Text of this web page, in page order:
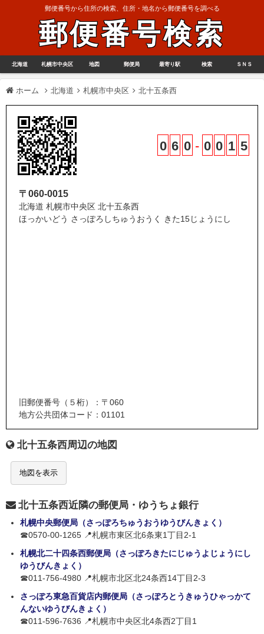
郵便番号から住所の検索、住所・地名から郵便番号を調べる
郵便番号検索
北海道 札幌市中央区 地図 郵便局 最寄り駅 検索 ＳＮＳ
ホーム 北海道 札幌市中央区 北十五条西
0 6 0 - 0 0 1 5
〒060-0015
北海道 札幌市中央区 北十五条西
ほっかいどう さっぽろしちゅうおうく きた15じょうにし
旧郵便番号（５桁）：〒060
地方公共団体コード：01101
北十五条西周辺の地図
地図を表示
北十五条西近隣の郵便局・ゆうちょ銀行
札幌中央郵便局（さっぽろちゅうおうゆうびんきょく）
☎0570-00-1265 📍札幌市東区北6条東1丁目2-1
札幌北二十四条西郵便局（さっぽろきたにじゅうよじょうにし
ゆうびんきょく）
☎011-756-4980 📍札幌市北区北24条西14丁目2-3
さっぽろ東急百貨店内郵便局（さっぽろとうきゅうひゃっかて
んないゆうびんきょく）
☎011-596-7636 📍札幌市中央区北4条西2丁目1